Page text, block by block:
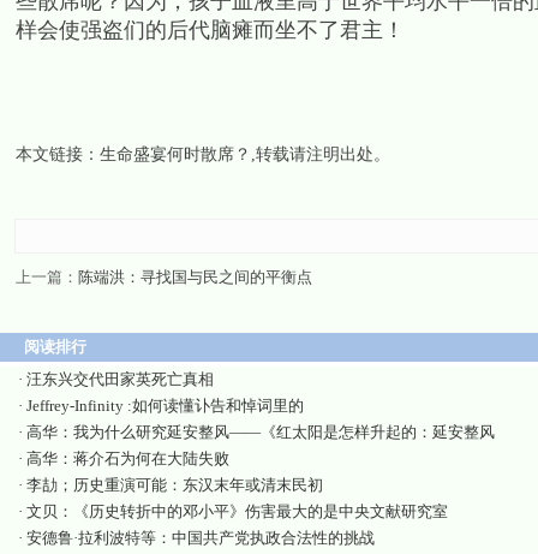
样会使强盗们的后代脑瘫而坐不了君主！
本文链接： 生命盛宴何时散席？ ,转载请注明出处。
上一篇： 陈端洪：寻找国与民之间的平衡点
阅读排行
· 汪东兴交代田家英死亡真相
· Jeffrey-Infinity :如何读懂讣告和悼词里的
· 高华：我为什么研究延安整风——《红太阳是怎样升起的：延安整风
· 高华：蒋介石为何在大陆失败
· 李劼；历史重演可能：东汉末年或清末民初
· 文贝：《历史转折中的邓小平》伤害最大的是中央文献研究室
· 安德鲁·拉利波特等：中国共产党执政合法性的挑战